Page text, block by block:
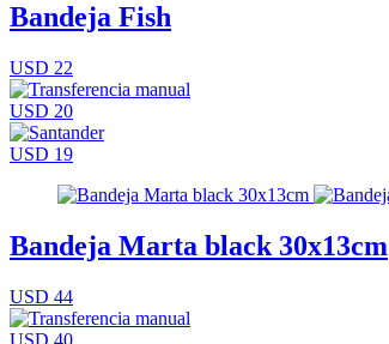
Bandeja Fish
USD 22
USD 20
USD 19
Bandeja Marta black 30x13cm
USD 44